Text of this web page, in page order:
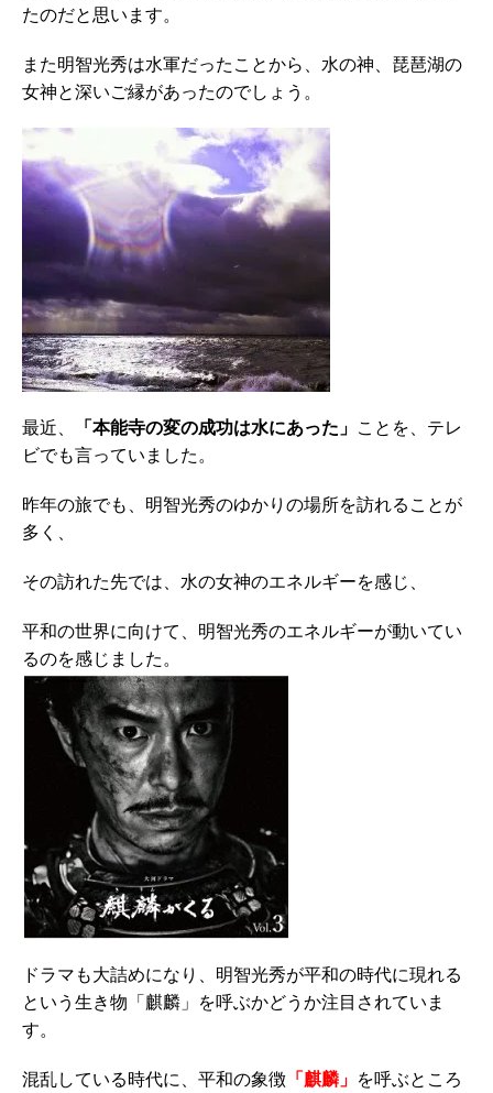
たのだと思います。
また明智光秀は水軍だったことから、水の神、琵琶湖の
女神と深いご縁があったのでしょう。
最近、 「本能寺の変の成功は水にあった」 ことを、テレ
ビでも言っていました。
昨年の旅でも、明智光秀のゆかりの場所を訪れることが
多く、
その訪れた先では、水の女神のエネルギーを感じ、
平和の世界に向けて、明智光秀のエネルギーが動いてい
るのを感じました。
ドラマも大詰めになり、明智光秀が平和の時代に現れる
という生き物「麒麟」を呼ぶかどうか注目されていま
す。
混乱している時代に、平和の象徴 「麒麟」 を呼ぶところ